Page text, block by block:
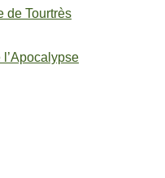
de Tourtrès
l’Apocalypse